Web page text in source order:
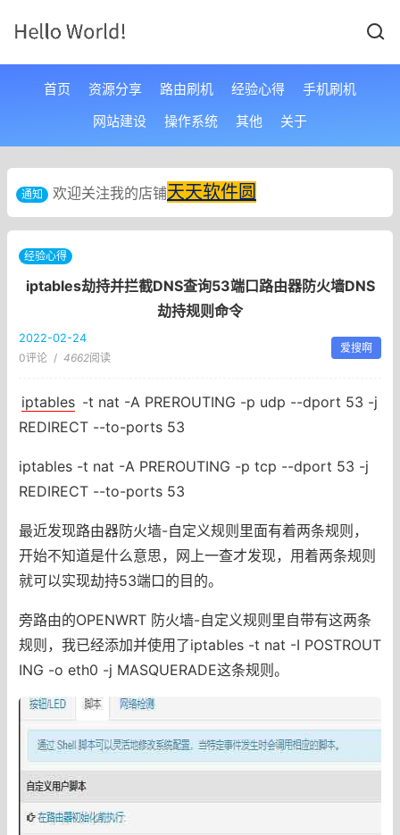
首页 资源分享 路由刷机 经验心得
手机刷机
网站建设
操作系统 其他 关于
通知 欢迎关注我的店铺天天软件圆
经验心得
iptables劫持并拦截DNS查询53端口路由器防火墙DNS
劫持规则命令
2022-02-24
0评论 / 4662阅读
爱搜啊
iptables -t nat -A PREROUTING -p udp --dport 53 -j
REDIRECT --to-ports 53
iptables -t nat -A PREROUTING -p tcp --dport 53 -j
REDIRECT --to-ports 53
最近发现路由器防火墙-自定义规则里面有着两条规则，
开始不知道是什么意思，网上一查才发现，用着两条规则
就可以实现劫持53端口的目的。
旁路由的OPENWRT 防火墙-自定义规则里自带有这两条
规则，我已经添加并使用了iptables -t nat -I POSTROUT
ING -o eth0 -j MASQUERADE这条规则。